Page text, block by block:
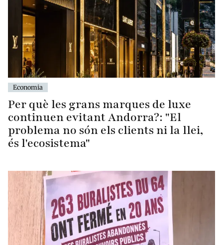
Economia
Per què les grans marques de luxe
continuen evitant Andorra?: "El
problema no són els clients ni la llei,
és l'ecosistema"